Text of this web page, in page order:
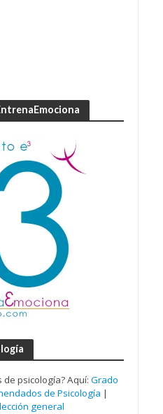
psicología? Aquí: Grado
de Psicología |
general